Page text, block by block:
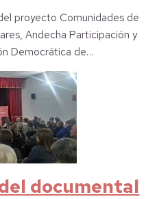
proyecto Comunidades de
Andecha Participación y
Democrática de…
documental